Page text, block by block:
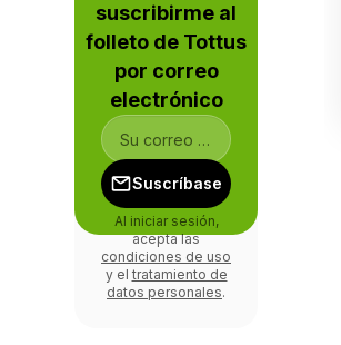
suscribirme al
folleto de Tottus
por correo
electrónico
Suscríbase
Al iniciar sesión,
acepta las
condiciones de uso
y el tratamiento de
datos personales.